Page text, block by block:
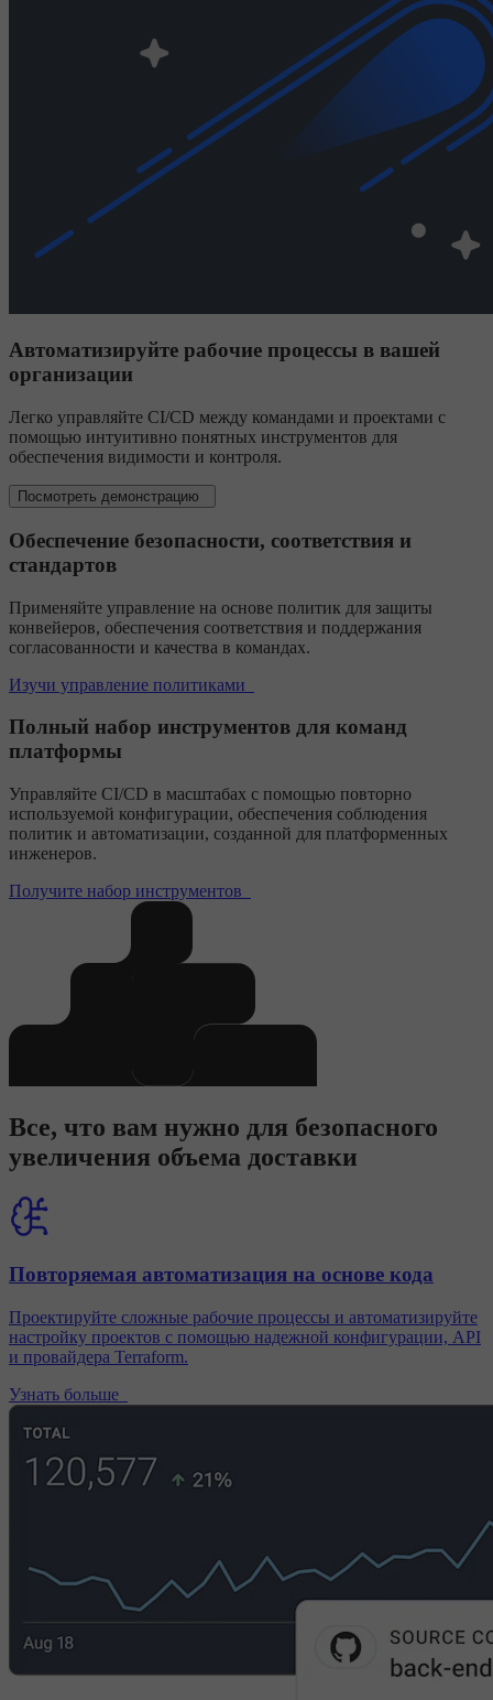
Автоматизируйте рабочие процессы в вашей
организации
Легко управляйте CI/CD между командами и проектами с
помощью интуитивно понятных инструментов для
обеспечения видимости и контроля.
Посмотреть демонстрацию
Обеспечение безопасности, соответствия и
стандартов
Применяйте управление на основе политик для защиты
конвейеров, обеспечения соответствия и поддержания
согласованности и качества в командах.
Изучи управление политиками
Полный набор инструментов для команд
платформы
Управляйте CI/CD в масштабах с помощью повторно
используемой конфигурации, обеспечения соблюдения
политик и автоматизации, созданной для платформенных
инженеров.
Получите набор инструментов
Все, что вам нужно для безопасного
увеличения объема доставки
Повторяемая автоматизация на основе кода
Проектируйте сложные рабочие процессы и автоматизируйте
настройку проектов с помощью надежной конфигурации, API
и провайдера Terraform.
Узнать больше